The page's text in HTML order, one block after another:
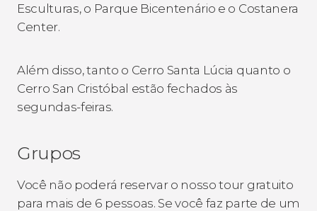
Esculturas, o Parque Bicentenário e o Costanera
Center.
Além disso, tanto o Cerro Santa Lúcia quanto o
Cerro San Cristóbal estão fechados às
segundas-feiras.
Grupos
Você não poderá reservar o nosso tour gratuito
para mais de 6 pessoas. Se você faz parte de um